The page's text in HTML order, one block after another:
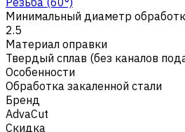
Минимальный диаметр
2.5
Материал оправки
Твердый сплав (без каналов
Особенности
Обработка закаленной стали
Бренд
AdvaCut
Скидка